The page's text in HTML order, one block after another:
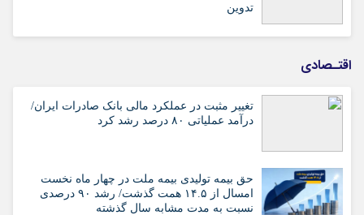
تدوین
اقتـصادی
تغییر مثبت در عملکرد مالی بانک صادرات ایران/
درآمد عملیاتی ۸۰ درصد رشد کرد
حق بیمه تولیدی بیمه ملت در چهار ماه نخست
امسال از ۱۴.۵ همت گذشت/ رشد ۹۰ درصدی
نسبت به مدت مشابه سال گذشته